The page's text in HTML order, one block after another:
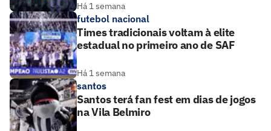
Há 1 semana
futebol nacional
Times tradicionais voltam à elite
estadual no primeiro ano de SAF
Há 1 semana
santos
Santos terá fan fest em dias de jogos
na Vila Belmiro